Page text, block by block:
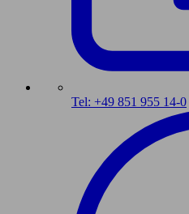
Tel: +49 851 955 14-0